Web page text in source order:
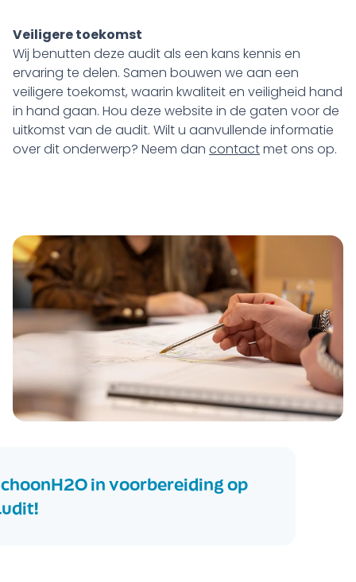
Veiligere toekomst
Wij benutten deze audit als een kans kennis en
ervaring te delen. Samen bouwen we aan een
veiligere toekomst, waarin kwaliteit en veiligheid hand
in hand gaan. Hou deze website in de gaten voor de
uitkomst van de audit. Wilt u aanvullende informatie
over dit onderwerp? Neem dan contactmet ons op.
in voorbereiding op